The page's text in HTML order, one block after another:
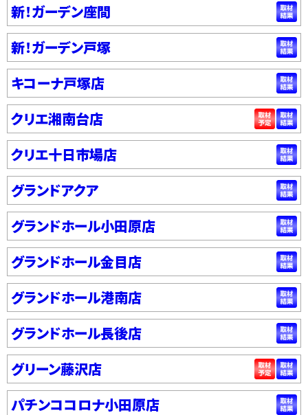
新！ガーデン座間
新！ガーデン戸塚
キコーナ戸塚店
クリエ湘南台店
クリエ十日市場店
グランドアクア
グランドホール小田原店
グランドホール金目店
グランドホール港南店
グランドホール長後店
グリーン藤沢店
パチンココロナ小田原店